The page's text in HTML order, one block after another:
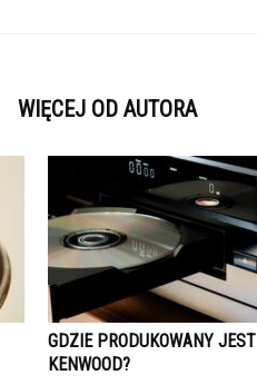
WIĘCEJ OD AUTORA
GDZIE PRODUKOWANY JEST
KENWOOD?